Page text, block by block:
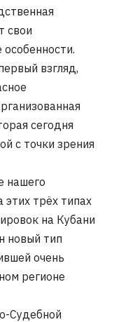
свои
взгляд,
сегодня
с точки зрения
нашего
этих трёх типах
на Кубани
новый тип
очень
регионе
Судебной